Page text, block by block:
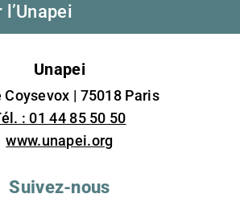
Unapei
Coysevox | 75018 Paris
: 01 44 85 50 50
www.unapei.org
Suivez-nous